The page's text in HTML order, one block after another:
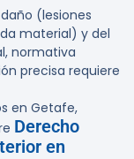
(lesiones
material) y del
normativa
precisa requiere
en Getafe,
Derecho
en